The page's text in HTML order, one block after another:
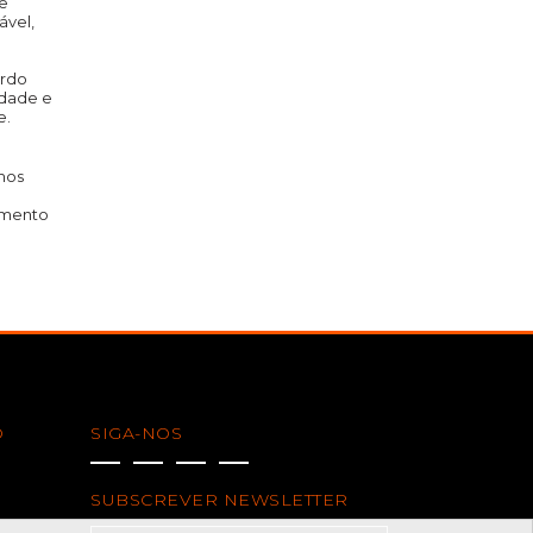
e
SIGA-NOS
SUBSCREVER NEWSLETTER